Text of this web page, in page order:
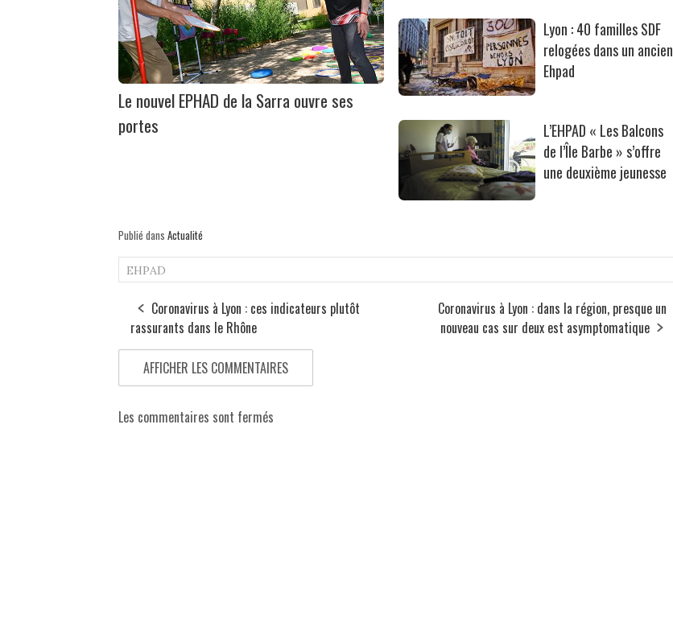
Le nouvel EPHAD de la Sarra ouvre ses
portes
Lyon : 40 familles SDF
relogées dans un ancien
Ehpad
L’EHPAD « Les Balcons
de l’Île Barbe » s’offre
une deuxième jeunesse
Publié dans Actualité
EHPAD
Coronavirus à Lyon : ces indicateurs plutôt
rassurants dans le Rhône
Coronavirus à Lyon : dans la région, presque un
nouveau cas sur deux est asymptomatique
AFFICHER LES COMMENTAIRES
Les commentaires sont fermés